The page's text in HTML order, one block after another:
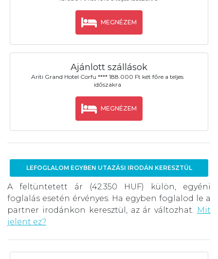
MEGNÉZEM
Ajánlott szállások
Ariti Grand Hotel Corfu **** 188.000 Ft két főre a teljes
időszakra
MEGNÉZEM
LEFOGLALOM EGYBEN UTAZÁSI IRODÁN KERESZTÜL
A feltüntetett ár (42.350 HUF) külön, egyéni
foglalás esetén érvényes. Ha egyben foglalod le a
partner irodánkon keresztül, az ár változhat.
Mit
jelent ez?